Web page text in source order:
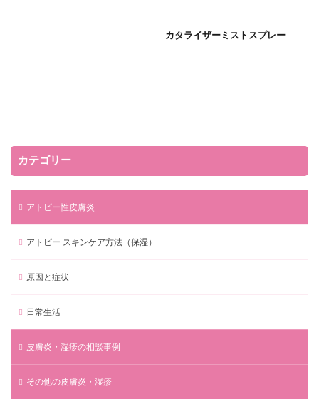
カタライザーミストスプレー
カテゴリー
アトピー性皮膚炎
アトピー スキンケア方法（保湿）
原因と症状
日常生活
皮膚炎・湿疹の相談事例
その他の皮膚炎・湿疹